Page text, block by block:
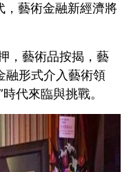
，藝術金融新經濟將
，藝術品按揭，藝
融形式介入藝術領
代來臨與挑戰。